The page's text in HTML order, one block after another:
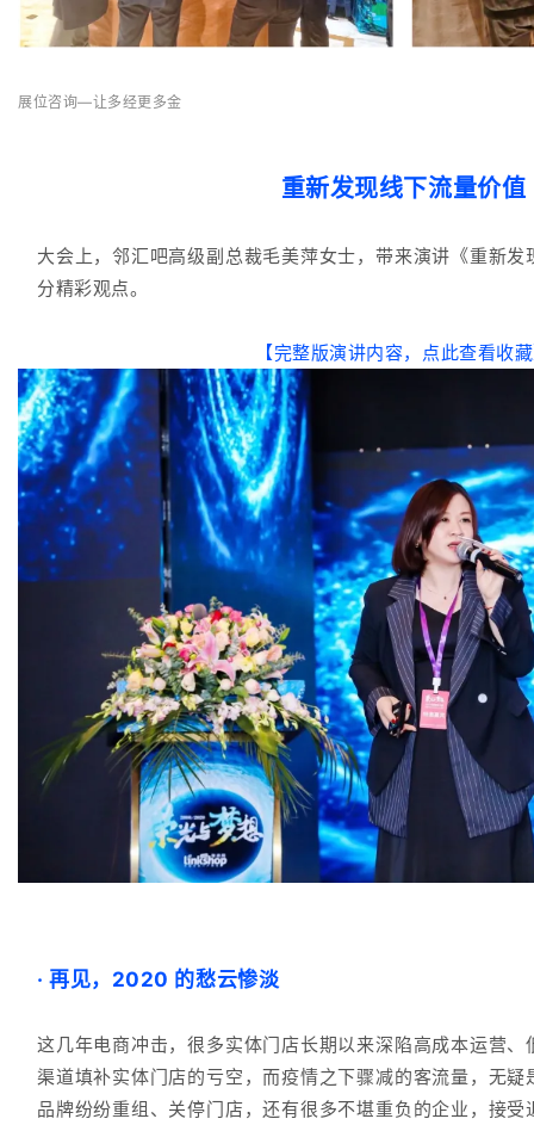
展位咨询—让多经更多金
重新发现线下流量价值
大会上，邻汇吧高级副总裁毛美萍女士，带来演讲《重新
分精彩观点。
【完整版演讲内容，点此查看收
· 再见，2020 的愁云惨淡
这几年电商冲击，很多实体门店长期以来深陷高成本运营
渠道填补实体门店的亏空，而疫情之下骤减的客流量，无
品牌纷纷重组、关停门店，还有很多不堪重负的企业，接